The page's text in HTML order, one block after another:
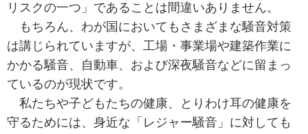
リスクの一つ」であることは間違いありません。
もちろん、わが国においてもさまざまな騒音対策
は講じられていますが、工場・事業場や建築作業に
かかる騒音、自動車、および深夜騒音などに留まっ
ているのが現状です。
私たちや子どもたちの健康、とりわけ耳の健康を
守るためには、身近な「レジャー騒音」に対しても